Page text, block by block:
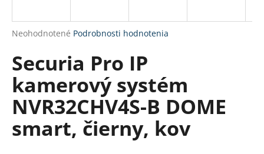
Priemerné
produktu
je
0,0
5
hviezdičiek.
Neohodnotené Podrobnosti hodnotenia
Securia Pro IP
kamerový systém
NVR32CHV4S-B DOME
smart, čierny, kov
j
ť
?
HĽADAŤ